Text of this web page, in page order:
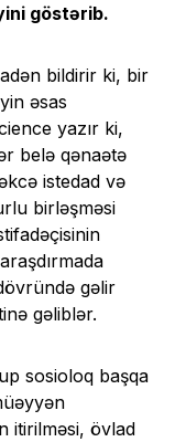
göstərib.
bildirir ki, bir
əsas
yazır ki,
belə qənaətə
istedad və
birləşməsi
gəlir
gəliblər.
sosioloq başqa
itirilməsi, övlad